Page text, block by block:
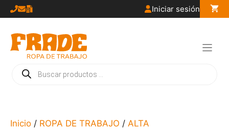
Saltar
al
contenido
Iniciar sesión
Búsqueda
de
Inicio / ROPA DE TRABAJO / ALTA